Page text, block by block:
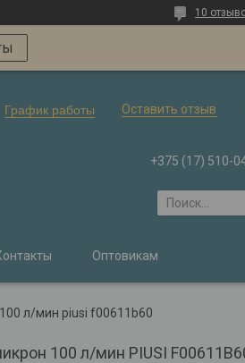
10
График работы Оставить отзыв
+375 (17) 510-
Оптовикам
л/мин piusi f00611b60
100 л/мин PIUSI